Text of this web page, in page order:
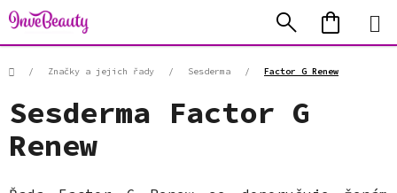
Přejít
na
obsah
Hledat
KOŠÍK
Domů/ Značky a jejich řady / Sesderma / Factor G Renew
Sesderma Factor G
Renew